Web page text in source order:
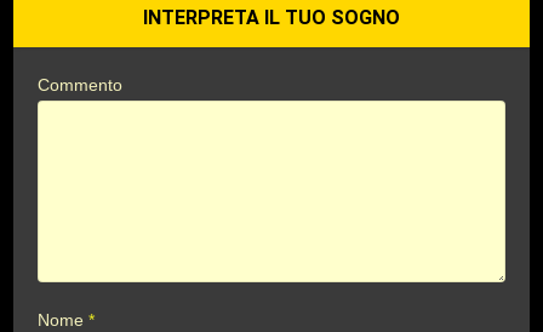
INTERPRETA IL TUO SOGNO
Commento
Nome*